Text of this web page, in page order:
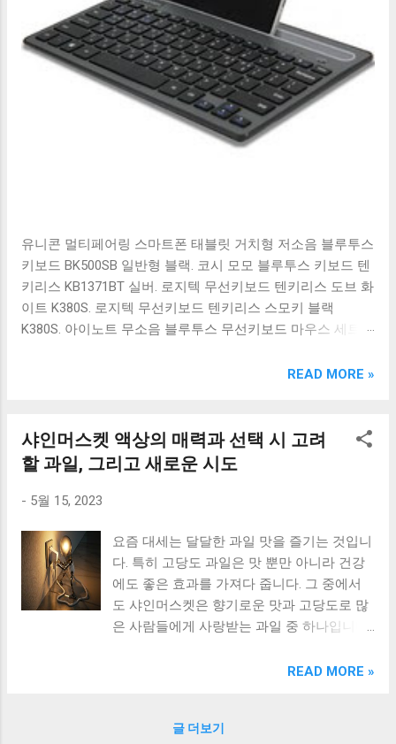
유니콘 멀티페어링 스마트폰 태블릿 거치형 저소음 블루투스
키보드 BK500SB 일반형 블랙. 코시 모모 블루투스 키보드 텐
키리스 KB1371BT 실버. 로지텍 무선키보드 텐키리스 도브 화
이트 K380S. 로지텍 무선키보드 텐키리스 스모키 블랙
K380S. 아이노트 무소음 블루투스 무선키보드 마우스 세트
OABTKBDA 퓨어 화이트. 코시 베이직 블루투스 키보드
랙. 큐센 멤브레인 무선 키보드 블랙 K1000 일반형 블루투스
키보드 구매를 고려하실 때, 추가 할인 혜택을 놓치지 마세요.
다양한 할인 혜택과 빠른배송 혜택을 놓치지 않도록 먼저 확
인해보세요. 추가할인 확인하기 상품 하나를 사더라도 종류
루투스키보드 같은 상품을 고를 때는 더 고민이 많을 수 밖에
없습니다. 다양한 상품들을 상세스펙 과 가격 을 꼼꼼히 비교
해서 구매하실 수 있도록 순위 추천 해드릴게요. 특가상품 보
러가기 추천상품 Best 유니콘 멀티페어링 스마트폰 태블릿
거치형 저소음 블루투스 키보드, BK-500SB, 일반형, 블랙 유
READ MORE »
샤인머스켓 액상의 매력과 선택 시 고려
할 과일, 그리고 새로운 시도
- 5월 15, 2023
요즘 대세는 달달한 과일 맛을 즐기는 것입니
다. 특히 고당도 과일은 맛 뿐만 아니라 건강
에도 좋은 효과를 가져다 줍니다. 그 중에서
도 샤인머스켓은 향기로운 맛과 고당도로 많
은 사람들에게 사랑받는 과일 중 하나입니다.
시도에 대해 알아보려고 합니다. 고당도 과일
세요! [ Table of Contents ] 샤인머스켓 액상
READ MORE »
글 더보기